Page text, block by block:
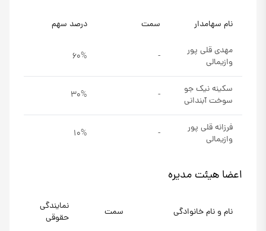
نام سهامدار سمت درصد سهم
مهدی قلی پور
وازیمالی
-
60%
سکینه نیک جو
سوخت آبندانی
-
30%
فرزانه قلی پور
وازیمالی
-
10%
اعضا هيئت مدیره
نام و نام خانوادگی سمت
نمایندگی
حقوقی